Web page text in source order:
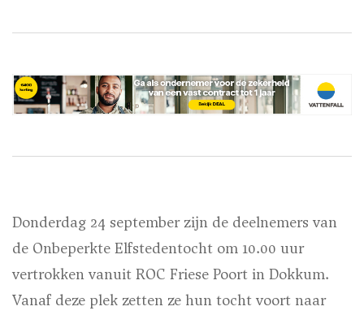
Donderdag 24 september zijn de deelnemers van
de Onbeperkte Elfstedentocht om 10.00 uur
vertrokken vanuit ROC Friese Poort in Dokkum.
Vanaf deze plek zetten ze hun tocht voort naar